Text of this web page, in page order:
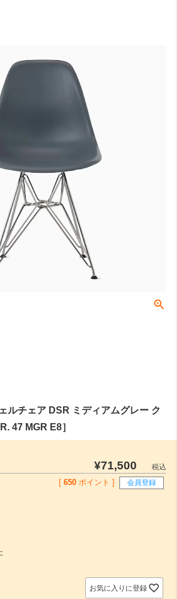
ルチェア DSR ミディアムグレー ク
47 MGR E8］
¥71,500
税込
[ 650 ポイント ] 会員登録
お気に入りに登録